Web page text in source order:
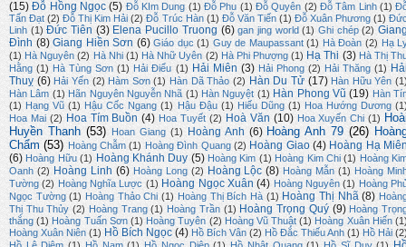
(15) Đỗ Hồng Ngọc (5) Đỗ KIm Dung (1) Đỗ Phu (1) Đỗ Quyên (2) Đỗ Tâm Linh (1)
Tấn Đạt (2) Đỗ Thị Kim Hải (2) Đỗ Trúc Hàn (1) Đỗ Văn Tiến (1) Đỗ Xuân Phương (1)
Linh (1) Đức Tiên (3) Elena Pucillo Truong (6) gan jing world (1) Ghi chép (2)
Đình (8) Giang Hiền Sơn (6) Giáo dục (1) Guy de Maupassant (1) Hà Đoàn (2) Hạ
(1) Hà Nguyên (2) Hà Nhi (1) Hà Nhữ Uyên (2) Hà Phi Phượng (1) Hạ Thi (3) Hà Thị
Hằng (1) Hà Tùng Sơn (1) Hải Điểu (1) Hải Miên (3) Hải Phong (2) Hải Thăng (1)
Thuỵ (6) Hải Yến (2) Hàm Sơn (1) Hàn Dã Thảo (2) Hàn Du Tử (17) Hàn Hữu Yên
Hàn Lâm (1) Hãn Nguyên Nguyễn Nhã (1) Hàn Nguyệt (1) Hàn Phong Vũ (19) Hàn
(1) Hạng Vũ (1) Hậu Cốc Ngang (1) Hậu Đậu (1) Hiếu Dũng (1) Hoa Hướng Dương
Hoa Mai (2) Hoa Tím Buồn (4) Hoa Tuyết (2) Hoà Văn (10) Hoa Xuyến Chi (1)
Huyền Thanh (53) Hoan Giang (1) Hoàng Anh (6) Hoàng Anh 79 (26)
Chẩm (53) Hoàng Chẫm (1) Hoàng Đình Quang (2) Hoàng Giao (4) Hoàng Hạ
(6) Hoàng Hữu (1) Hoàng Khánh Duy (5) Hoàng Kim (1) Hoàng Kim Chi (1) Hoàng
Oanh (2) Hoàng Linh (6) Hoàng Long (2) Hoàng Lộc (8) Hoàng Mẫn (1) Hoàng
Tường (2) Hoàng Nghĩa Lược (1) Hoàng Ngọc Xuân (4) Hoàng Nguyên (1) Hoàng
Ngọc Tường (1) Hoàng Thảo Chi (1) Hoàng Thị Bích Hà (1) Hoàng Thị Nhã (8)
Thị Thu Thủy (2) Hoàng Trang (1) Hoàng Trần (1) Hoàng Trọng Quý (9) Hoàng
thắng (1) Hoàng Tuấn Sơn (1) Hoàng Tuyên (2) Hoàng Vũ Thuật (1) Hoàng Xuân Hiến
Hoàng Xuân Niên (1) Hồ Bích Ngọc (4) Hồ Bích Vân (2) Hồ Đắc Thiếu Anh (1) Hồ Hải